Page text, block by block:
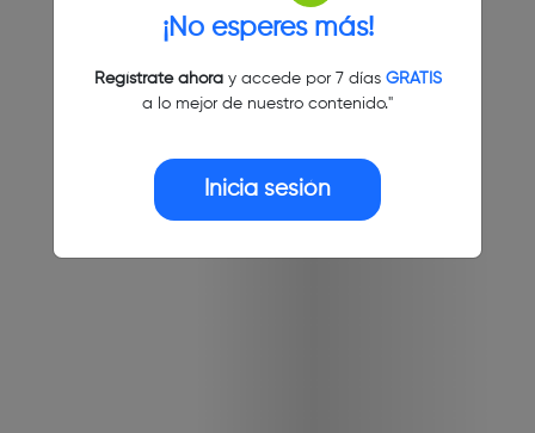
¡No esperes más!
Regístrate ahoray accede por 7 días GRATIS
a lo mejor de nuestro contenido."
Inicia sesión